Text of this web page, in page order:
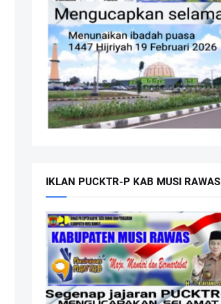
IKLAN PUCKTR-P KAB MUSI RAWAS